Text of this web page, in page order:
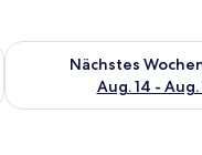
Aug. 7 -
Nächstes
Aug. 14 - Aug.
Überprüfe die